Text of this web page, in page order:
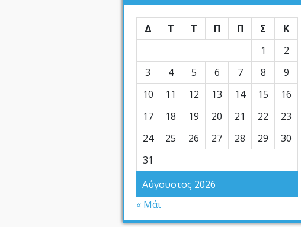
Αύγουστος 2026
Δ Τ Τ Π Π Σ
Κ
1
2
3
4 5 6 7 8
9
10
11 12 13 14 15
16
17
18 19 20 21 22
23
24
25 26 27 28 29
30
31
« Μάι